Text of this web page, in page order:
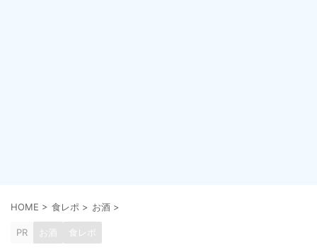
HOME > 食レポ > お酒 >
PR お酒 食レポ